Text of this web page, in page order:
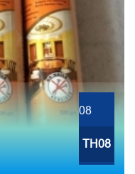
08
TH08